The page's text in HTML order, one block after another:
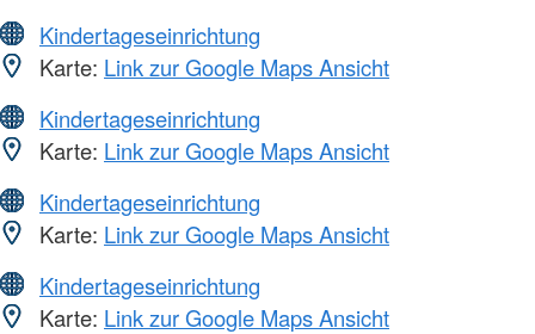
Kindertageseinrichtung
Karte: Link zur Google Maps Ansicht
Kindertageseinrichtung
Karte: Link zur Google Maps Ansicht
Kindertageseinrichtung
Karte: Link zur Google Maps Ansicht
Kindertageseinrichtung
Karte: Link zur Google Maps Ansicht